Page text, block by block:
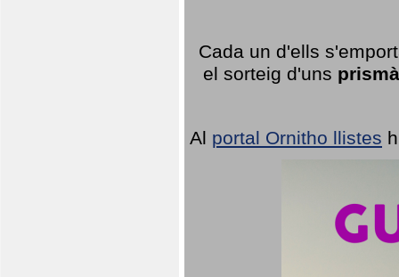
Cada un d'ells
el sorteig d'uns
Al portal Ornitho llistes